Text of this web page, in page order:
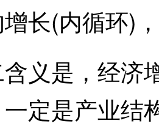
长(内循环)
是，经济
定是产业结